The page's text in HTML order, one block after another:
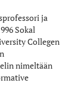
ja
Sokal
Collegen
nimeltään